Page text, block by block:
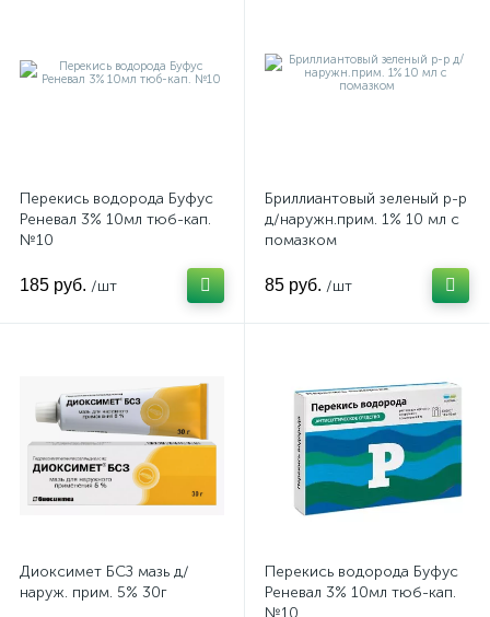
Перекись водорода Буфус
Реневал 3% 10мл тюб-кап.
№10
185 руб. /шт
Бриллиантовый зеленый р-р
д/наружн.прим. 1% 10 мл с
помазком
85 руб. /шт
Диоксимет БСЗ мазь д/
наруж. прим. 5% 30г
Перекись водорода Буфус
Реневал 3% 10мл тюб-кап.
№10